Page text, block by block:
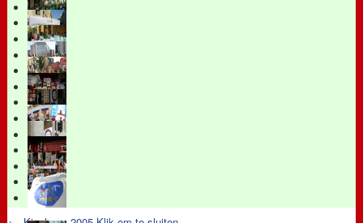
Links